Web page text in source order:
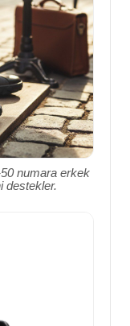
numara erkek
destekler.